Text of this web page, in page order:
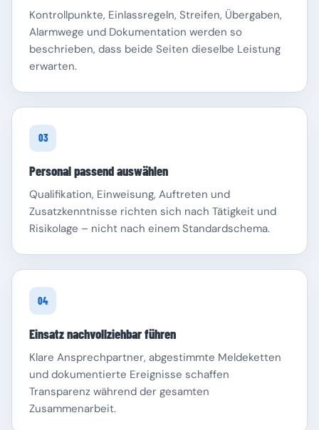
Kontrollpunkte, Einlassregeln, Streifen, Übergaben,
Alarmwege und Dokumentation werden so
beschrieben, dass beide Seiten dieselbe Leistung
erwarten.
03
Personal passend auswählen
Qualifikation, Einweisung, Auftreten und
Zusatzkenntnisse richten sich nach Tätigkeit und
Risikolage – nicht nach einem Standardschema.
04
Einsatz nachvollziehbar führen
Klare Ansprechpartner, abgestimmte Meldeketten
und dokumentierte Ereignisse schaffen
Transparenz während der gesamten
Zusammenarbeit.